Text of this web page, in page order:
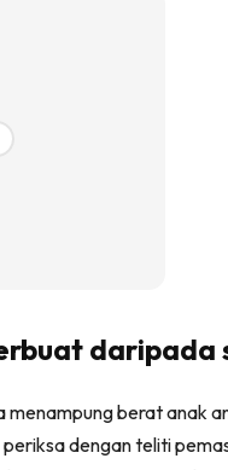
daripada
menampung berat anak
dengan teliti